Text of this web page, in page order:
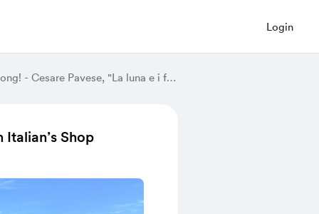
Login
Leggiamo Insieme | Reading Along! - Cesare Pavese, "La luna e i falo'"
Shop